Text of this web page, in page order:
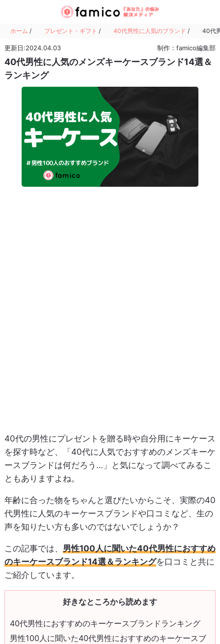
ホーム / プレゼント・ギフト / 40代男性に人気のブランド / 40代
更新日:2024.04.03 制作：famico編集部
40代男性に人気のメンズキーケースブランド14選＆
ランキング
40代の男性にプレゼントを贈る時や自分用にキーケース
を探す時など、「40代に人気でおすすめのメンズキーケ
ースブランドは何だろう…」と気になって調べてみるこ
ともありますよね。
年齢に合った物をちゃんと選びたいからこそ、実際の40
代男性に人気のキーケースブランドや口コミなど、生の
声を知りたい方も多いのではないでしょうか？
この記事では、 男性100人に聞いた40代男性におすすめ
のキーケースブランド14選＆ランキングを口コミと共に
ご紹介しています。
好きなところから読めます
40代男性におすすめのキーケースブランドランキング
男性100人に聞いた40代男性におすすめのキーケースブ